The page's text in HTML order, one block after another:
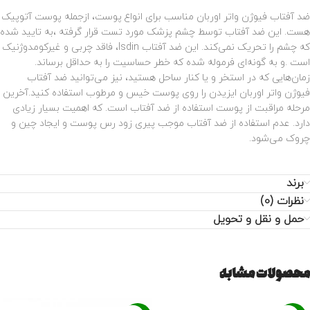
ضد آفتاب فیوژن واتر اوربان مناسب برای انواع پوست، ازجمله پوست آتوپیک
هست. این ضد آفتاب توسط چشم پزشک مورد تست قرار گرفته ،به تایید شده
که چشم را تحریک نمی‌کند. این ضد آفتاب Isdin، فاقد چربی و غیرکومدوژنیک
است .و به گونه‌ای فرموله شده که خطر حساسیت را به حداقل برساند.
زمان‌هایی که در استخر و یا کنار ساحل هستید، نیز می‌توانید ضد آفتاب
فیوژن واتر اوربان ایزیدن را روی پوست خیس و مرطوب استفاده کنید.آخرین
مرحله مراقبت از پوست استفاده از ضد آفتاب است. که اهمیت بسیار زیادی
دارد. عدم استفاده از ضد آفتاب موجب پیری زود رس پوست و ایجاد چین و
چروک می‌شود.
برند
نظرات (0)
حمل و نقل و تحویل
محصولات مشابه